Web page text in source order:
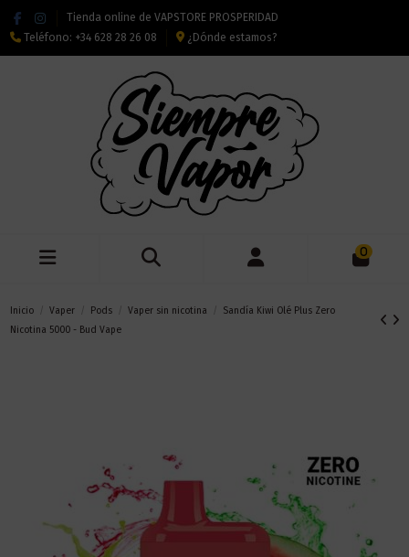
Tienda online de VAPSTORE PROSPERIDAD
Teléfono: +34 628 28 26 08 ¿Dónde estamos?
0
Inicio Vaper Pods Vaper sin nicotina
Sandía Kiwi Olé Plus Zero
Nicotina 5000 - Bud Vape